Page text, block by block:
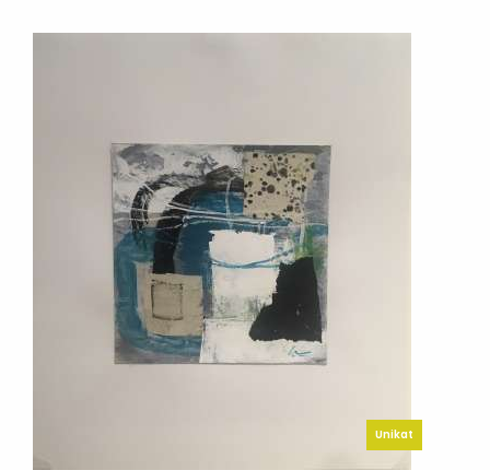
Unikat